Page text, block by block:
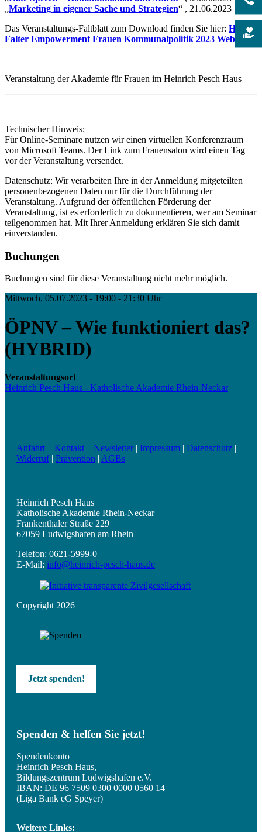
„Marketing in eigener Sache und Strategien“ , 21.06.2023
Das Veranstaltungs-Faltblatt zum Download finden Sie hier: HPH
Falter Empowerment Frauen Kommunalpolitik 2023 Web
Veranstaltung der Akademie für Frauen im Heinrich Pesch Haus
Technischer Hinweis:
Für Online-Seminare nutzen wir einen virtuellen Konferenzraum
von Microsoft Teams. Der Link zum Frauensalon wird einen Tag
vor der Veranstaltung versendet.
Datenschutz: Wir verarbeiten Ihre in der Anmeldung mitgeteilten
personenbezogenen Daten nur für die Durchführung der
Veranstaltung. Aufgrund der öffentlichen Förderung der
Veranstaltung, ist es erforderlich zu dokumentieren, wer am Seminar
teilgenommen hat. Mit Ihrer Anmeldung erklären Sie sich damit
einverstanden.
Buchungen
Buchungen sind für diese Veranstaltung nicht mehr möglich.
Mittwoch, 05.07.2023 - 19:00 - 21:30 Uhr
ÖPNV – Wie funktioniert das?
(HYBRID)
Veranstaltungsort
Heinrich Pesch Haus - Katholische Akademie Rhein-Neckar
Anfahrt – Kontakt – Newsletter | Impressum | Datenschutz |
Widerruf| Prävention | AGBs
Heinrich Pesch Haus
Katholische Akademie Rhein-Neckar
Frankenthaler Straße 229
67059 Ludwigshafen am Rhein
Telefon: 0621-5999-0
E-Mail: info@heinrich-pesch-haus.de
Copyright 2026
Jetzt spenden!
Spenden & helfen Sie jetzt!
Spendenkonto
Heinrich Pesch Haus,
Bildungszentrum Ludwigshafen e.V.
IBAN: DE 96 7509 0300 0000 0560 14
(Liga Bank eG Speyer)
Weitere Links: